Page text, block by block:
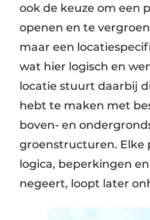
ook de keuze om een
openen en te
maar een
wat hier logisch en
locatie stuurt daarbij
hebt te maken met
boven- en
groenstructuren. Elke
logica, beperkingen
negeert, loopt later